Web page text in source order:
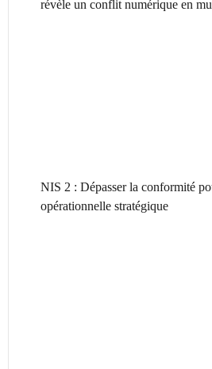
révèle un conflit numérique en
NIS 2 : Dépasser la conformité
opérationnelle stratégique